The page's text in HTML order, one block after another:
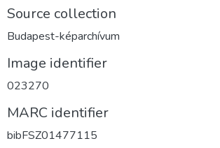
Source collection
Budapest-képarchívum
Image identifier
023270
MARC identifier
bibFSZ01477115